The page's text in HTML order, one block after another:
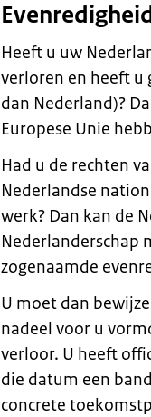
Heeft u uw
verloren en heeft u
dan Nederland)?
Europese Unie
Had u de rechten
Nederlandse
werk? Dan kan de
Nederlanderschap
zogenaamde
U moet dan
nadeel voor u
verloor. U heeft
die datum een
concrete